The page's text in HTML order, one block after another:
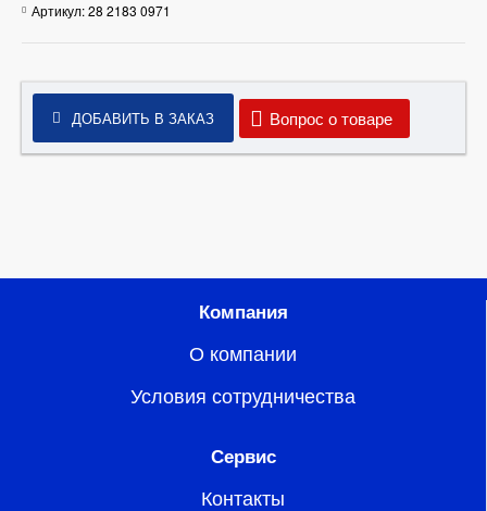
Артикул:28 2183 0971
ДОБАВИТЬ В ЗАКАЗ Вопрос о товаре
Компания
О компании
Условия сотрудничества
Сервис
Контакты